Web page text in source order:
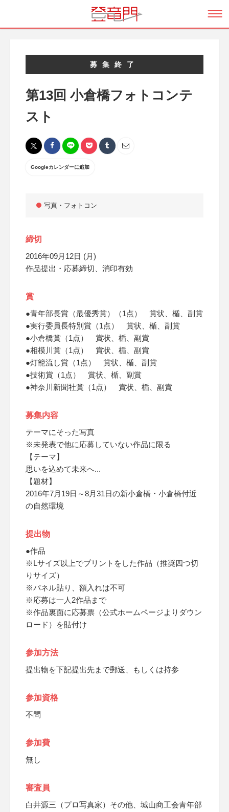
募集終了
第13回 小倉橋フォトコンテ
スト
Googleカレンダーに追加
写真・フォトコン
締切
2016年09月12日 (月)
作品提出・応募締切、消印有効
賞
●青年部長賞（最優秀賞）（1点） 賞状、楯、副賞
●実行委員長特別賞（1点） 賞状、楯、副賞
●小倉橋賞（1点） 賞状、楯、副賞
●相模川賞（1点） 賞状、楯、副賞
●灯籠流し賞（1点） 賞状、楯、副賞
●技術賞（1点） 賞状、楯、副賞
●神奈川新聞社賞（1点） 賞状、楯、副賞
募集内容
テーマにそった写真
※未発表で他に応募していない作品に限る
【テーマ】
思いを込めて未来へ...
【題材】
2016年7月19日～8月31日の新小倉橋・小倉橋付近
の自然環境
提出物
●作品
※Lサイズ以上でプリントをした作品（推奨四つ切
りサイズ）
※パネル貼り、額入れは不可
※応募は一人2作品まで
※作品裏面に応募票（公式ホームページよりダウン
ロード）を貼付け
参加方法
提出物を下記提出先まで郵送、もしくは持参
参加資格
不問
参加費
無し
審査員
白井源三（プロ写真家）その他、城山商工会青年部